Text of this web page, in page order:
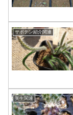
サボテン紹介関連
実生関連